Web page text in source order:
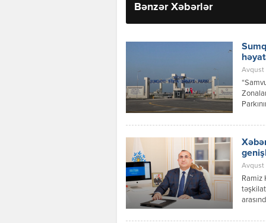
Bənzər Xəbərlər
Avqust
Avqust
Ramiz